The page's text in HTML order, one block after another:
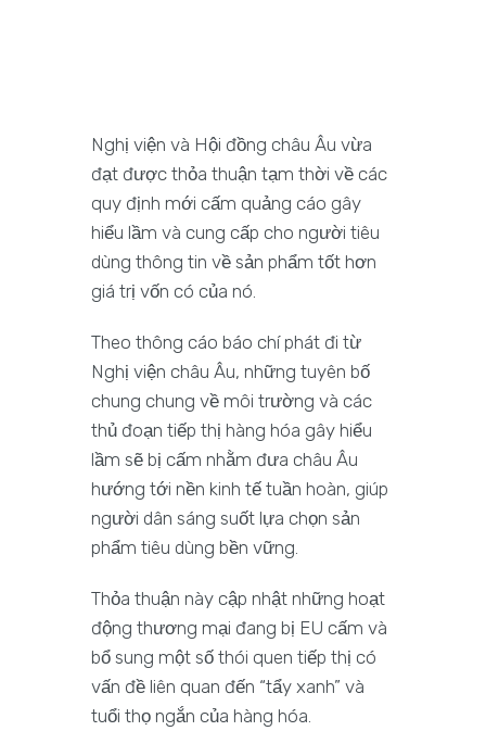
Nghị viện và Hội đồng châu Âu vừa
đạt được thỏa thuận tạm thời về các
quy định mới cấm quảng cáo gây
hiểu lầm và cung cấp cho người tiêu
dùng thông tin về sản phẩm tốt hơn
giá trị vốn có của nó.
Theo thông cáo báo chí phát đi từ
Nghị viện châu Âu, những tuyên bố
chung chung về môi trường và các
thủ đoạn tiếp thị hàng hóa gây hiểu
lầm sẽ bị cấm nhằm đưa châu Âu
hướng tới nền kinh tế tuần hoàn, giúp
người dân sáng suốt lựa chọn sản
phẩm tiêu dùng bền vững.
Thỏa thuận này cập nhật những hoạt
động thương mại đang bị EU cấm và
bổ sung một số thói quen tiếp thị có
vấn đề liên quan đến “tẩy xanh” và
tuổi thọ ngắn của hàng hóa.